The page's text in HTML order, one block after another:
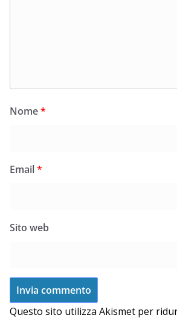
Nome*
Email*
Sito web
Questo sito utilizza Akismet per